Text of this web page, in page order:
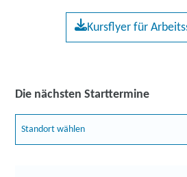
Kursflyer für
Die nächsten Starttermine
Standort wählen